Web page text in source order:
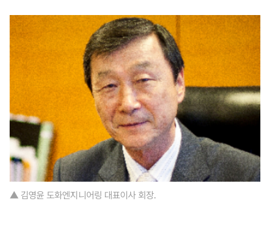
▲ 김영윤 도화엔지니어링 대표이사 회장.